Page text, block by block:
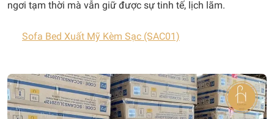
ngơi tạm thời mà vẫn giữ được sự tinh tế, lịch lãm.
Sofa Bed Xuất Mỹ Kèm Sạc (SAC01)